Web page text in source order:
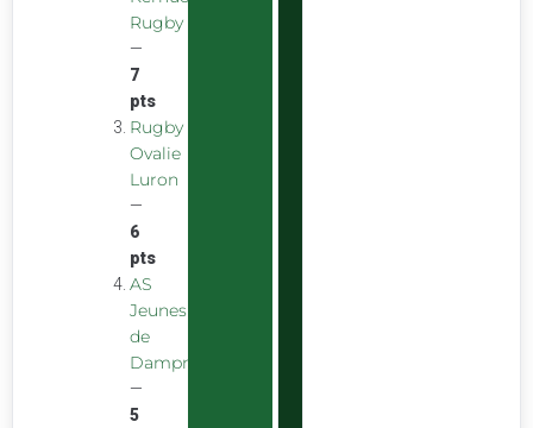
Rugby
—
7
pts
Rugby
Ovalie
Luron
—
6
pts
AS
Jeunes
de
Dampniat
—
5